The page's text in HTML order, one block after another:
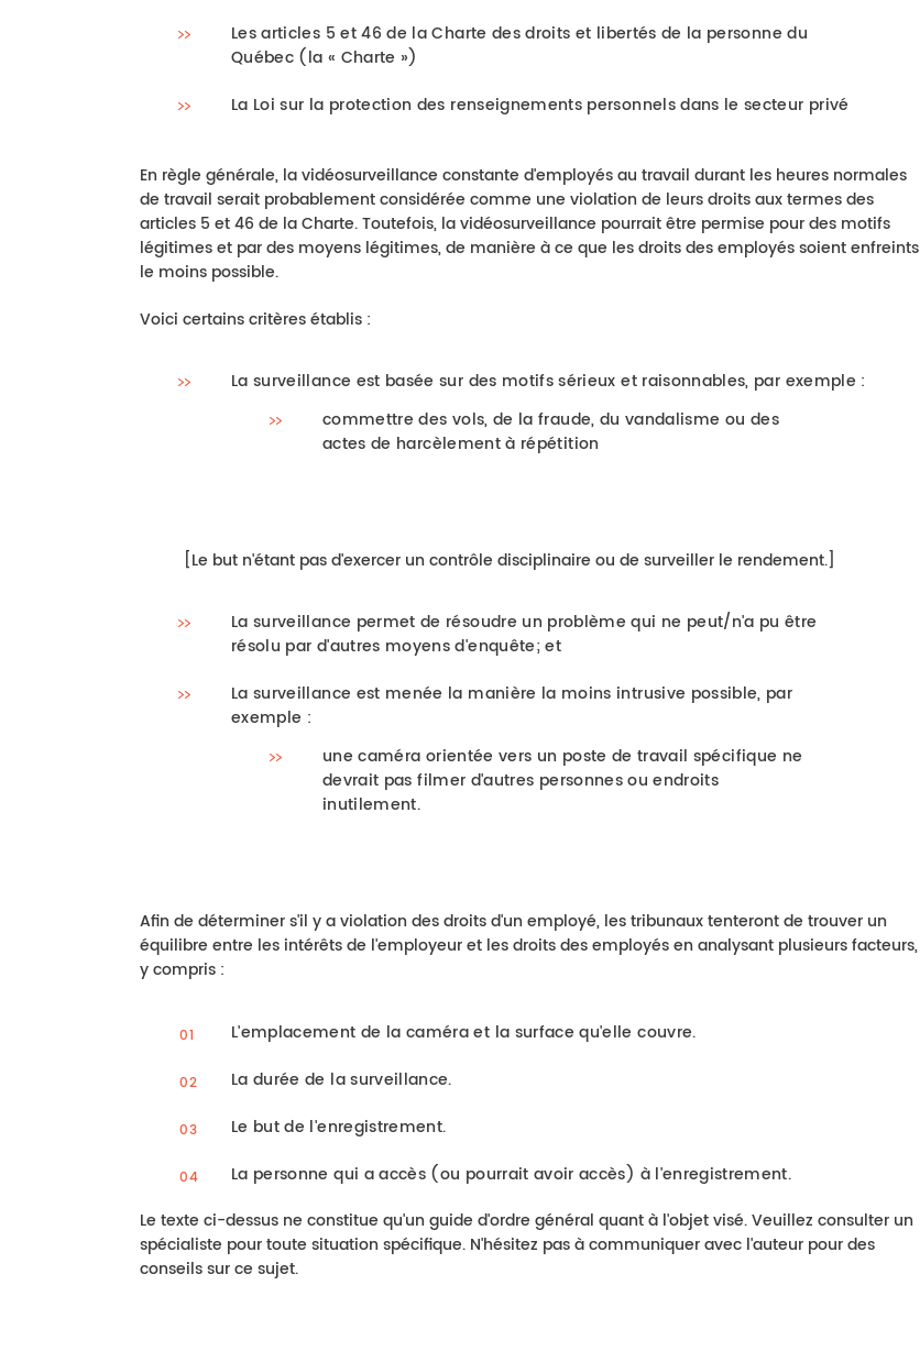
Les articles 5 et 46 de la Charte des droits et libertés de la personne du
Québec (la « Charte »)
La Loi sur la protection des renseignements personnels dans le secteur privé
En règle générale, la vidéosurveillance constante d'employés au travail durant les heures normales
de travail serait probablement considérée comme une violation de leurs droits aux termes des
articles 5 et 46 de la Charte. Toutefois, la vidéosurveillance pourrait être permise pour des motifs
légitimes et par des moyens légitimes, de manière à ce que les droits des employés soient enfreints
le moins possible.
Voici certains critères établis :
La surveillance est basée sur des motifs sérieux et raisonnables, par exemple :
commettre des vols, de la fraude, du vandalisme ou des
actes de harcèlement à répétition
[Le but n'étant pas d'exercer un contrôle disciplinaire ou de surveiller le rendement.]
La surveillance permet de résoudre un problème qui ne peut/n'a pu être
résolu par d'autres moyens d'enquête; et
La surveillance est menée la manière la moins intrusive possible, par
exemple :
une caméra orientée vers un poste de travail spécifique ne
devrait pas filmer d'autres personnes ou endroits
inutilement.
Afin de déterminer s'il y a violation des droits d'un employé, les tribunaux tenteront de trouver un
équilibre entre les intérêts de l'employeur et les droits des employés en analysant plusieurs facteurs,
y compris :
L'emplacement de la caméra et la surface qu'elle couvre.
La durée de la surveillance.
Le but de l'enregistrement.
La personne qui a accès (ou pourrait avoir accès) à l'enregistrement.
Le texte ci-dessus ne constitue qu'un guide d'ordre général quant à l'objet visé. Veuillez consulter un
spécialiste pour toute situation spécifique. N'hésitez pas à communiquer avec l'auteur pour des
conseils sur ce sujet.